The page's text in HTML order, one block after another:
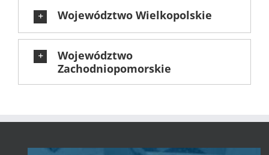
Województwo Wielkopolskie
Województwo
Zachodniopomorskie